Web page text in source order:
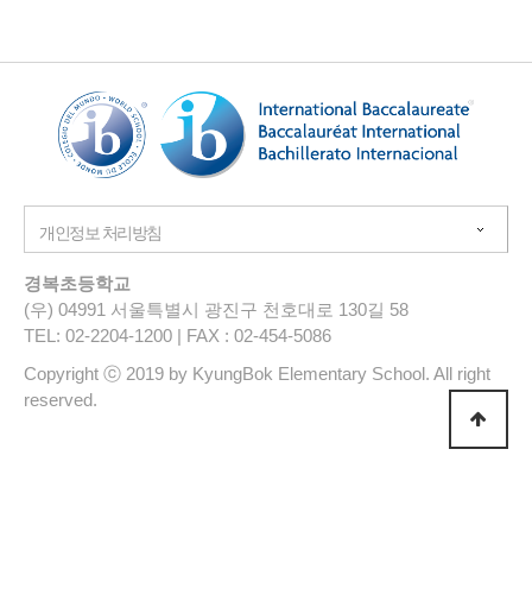
경복초등학교
(우) 04991 서울특별시 광진구 천호대로 130길 58
TEL: 02-2204-1200 | FAX : 02-454-5086
Copyright ⓒ 2019 by KyungBok Elementary School. All right
reserved.